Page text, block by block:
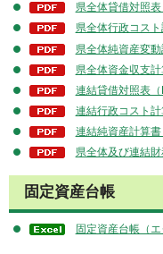
県全体貸借対照表
県全体行政コスト
県全体純資産変
県全体資金収支計
連結貸借対照表（
連結行政コスト計
連結純資産計算書
県全体及び連結
固定資産台帳
固定資産台帳（エ